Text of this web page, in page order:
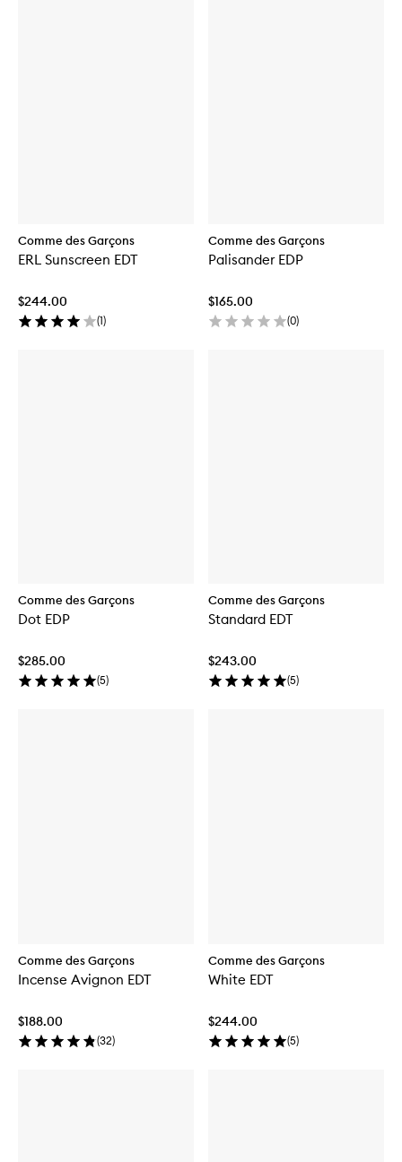
Comme des Garçons
ERL Sunscreen EDT
$244.00
(1)
Comme des Garçons
Palisander EDP
$165.00
(0)
Comme des Garçons
Dot EDP
$285.00
(5)
Comme des Garçons
Standard EDT
$243.00
(5)
Comme des Garçons
Incense Avignon EDT
$188.00
(32)
Comme des Garçons
White EDT
$244.00
(5)